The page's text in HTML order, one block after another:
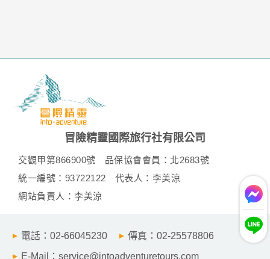
冒險精靈國際旅行社有限公司
交觀甲第866900號
品保協會會員：北2683號
統一編號：93722122
代表人：李美涼
網站負責人：李美涼
電話：02-66045230
傳真：02-25578806
E-Mail：service@intoadventuretours.com